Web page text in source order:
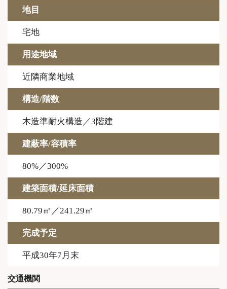
地目
宅地
用途地域
近隣商業地域
構造/階数
木造準耐火構造／3階建
建蔽率/容積率
80%／300%
建築面積/延床面積
80.79㎡／241.29㎡
完成予定
平成30年7月末
交通機関